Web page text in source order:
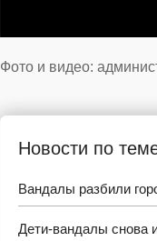
Фото и видео:
Новости по
Вандалы разбили
Дети-вандалы снова